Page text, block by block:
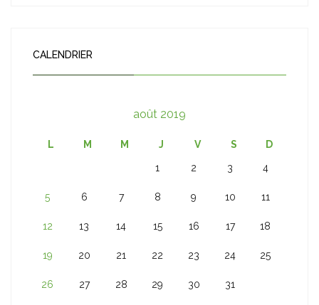
CALENDRIER
août 2019
L M M J V S D
1 2 3 4
5 6 7 8 9 10 11
12 13 14 15 16 17 18
19 20 21 22 23 24 25
26 27 28 29 30 31